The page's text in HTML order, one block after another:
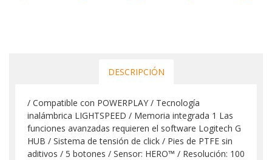
DESCRIPCIÓN
/ Compatible con POWERPLAY / Tecnología
inalámbrica LIGHTSPEED / Memoria integrada 1 Las
funciones avanzadas requieren el software Logitech G
HUB / Sistema de tensión de click / Pies de PTFE sin
aditivos / 5 botones / Sensor: HERO™ / Resolución: 100